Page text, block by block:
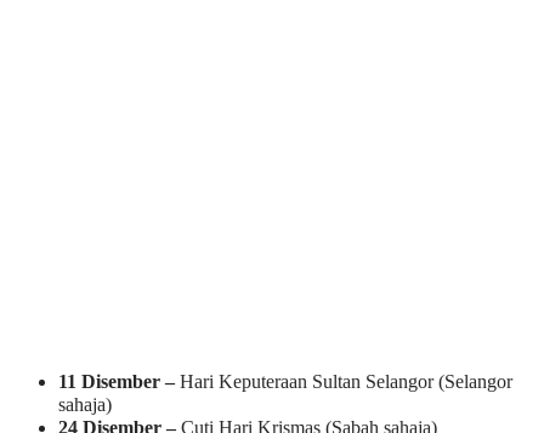
11 Disember –Hari Keputeraan Sultan Selangor (Selangor
sahaja)
24 Disember –Cuti Hari Krismas (Sabah sahaja)